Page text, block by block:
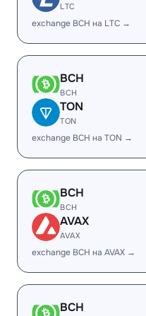
LTC
exchange BCH на LTC →
BCH
BCH
TON
TON
exchange BCH на TON →
BCH
BCH
AVAX
AVAX
exchange BCH на AVAX →
BCH